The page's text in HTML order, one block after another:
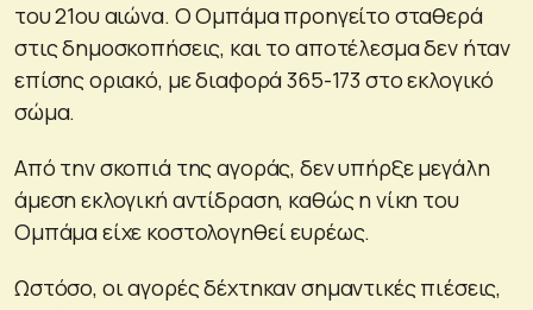
του 21ου αιώνα. Ο Ομπάμα προηγείτο σταθερά
στις δημοσκοπήσεις, και το αποτέλεσμα δεν ήταν
επίσης οριακό, με διαφορά 365-173 στο εκλογικό
σώμα.
Από την σκοπιά της αγοράς, δεν υπήρξε μεγάλη
άμεση εκλογική αντίδραση, καθώς η νίκη του
Ομπάμα είχε κοστολογηθεί ευρέως.
Ωστόσο, οι αγορές δέχτηκαν σημαντικές πιέσεις,